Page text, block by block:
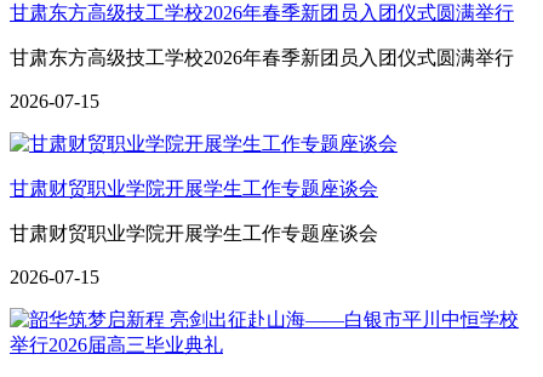
甘肃东方高级技工学校2026年春季新团员入团仪式圆满举行
甘肃东方高级技工学校2026年春季新团员入团仪式圆满举行
2026-07-15
甘肃财贸职业学院开展学生工作专题座谈会
甘肃财贸职业学院开展学生工作专题座谈会
2026-07-15